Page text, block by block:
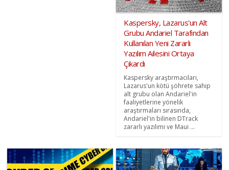
Kaspersky, Lazarus'un Alt
Grubu Andariel Tarafından
Kullanılan Yeni Zararlı
Yazılım Ailesini Ortaya
Çıkardı
Kaspersky araştırmacıları,
Lazarus'un kötü şöhrete sahip
alt grubu olan Andariel'in
faaliyetlerine yönelik
araştırmaları sırasında,
Andariel'in bilinen DTrack
zararlı yazılımı ve Maui ...